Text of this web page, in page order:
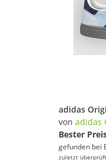
von adidas
Bester
gefunden bei
zuletzt